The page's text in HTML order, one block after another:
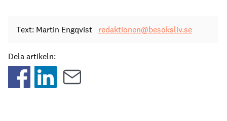
Text: Martin Engqvist redaktionen@besoksliv.se
Dela artikeln: